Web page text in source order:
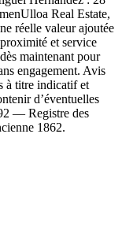
Real Estate,
réelle valeur ajoutée
et service
maintenant pour
engagement. Avis
à titre indicatif et
d’éventuelles
— Registre des
1862.